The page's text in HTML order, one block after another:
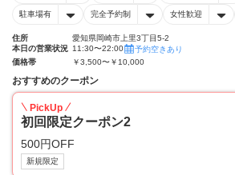
駐車場有 完全予約制 女性歓迎
住所
愛知県岡崎市上里3丁目5-2
本日の営業状況 11:30〜22:00
予約空きあり
価格帯
￥3,500〜￥10,000
おすすめのクーポン
PickUp
初回限定クーポン2
500円OFF
新規限定